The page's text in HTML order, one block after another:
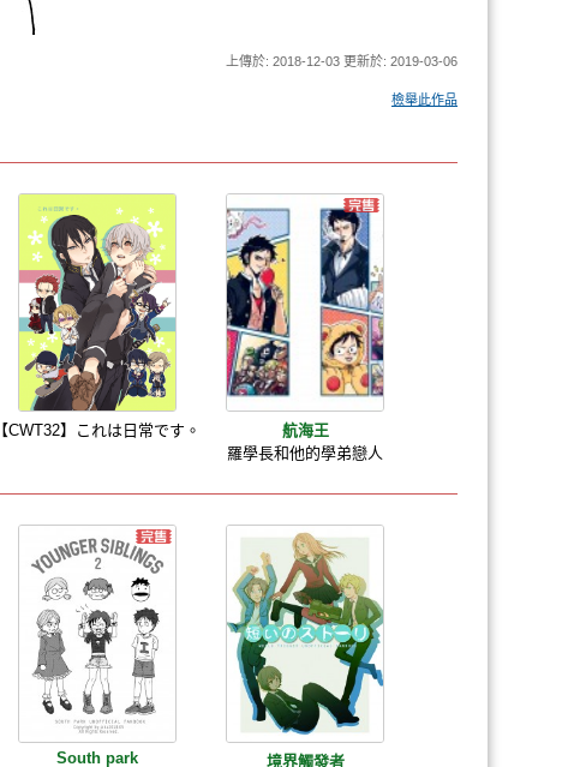
上傳於: 2018-12-03 更新於: 2019-03-06
檢舉此作品
【CWT32】これは日常です。
航海王
羅學長和他的學弟戀人
South park 境界觸發者